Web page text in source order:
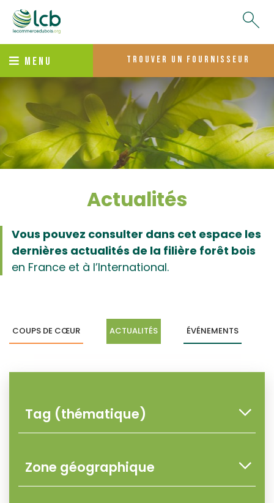
MENU trouver un fournisseur
Actualités
Vous pouvez consulter dans cet espace les
dernières actualités de la filière forêt bois
en France et à l’International.
COUPS DE CŒUR ACTUALITÉS ÉVÉNEMENTS